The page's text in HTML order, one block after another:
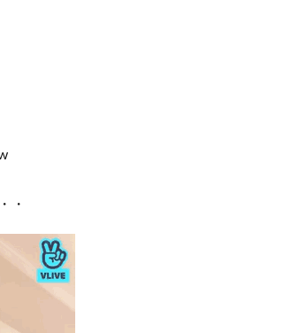
・